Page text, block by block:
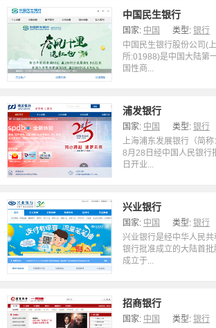
中国民生银行
国家: 中国 类型: 银行
中国民生银行股份公司(
所:01988)是中国大陆第
国性商...
浦发银行
国家: 中国 类型: 银行
上海浦东发展银行（简
8月28日经中国人民银行
日开业...
兴业银行
国家: 中国 类型: 银行
兴业银行是经中华人民
银行批准成立的大陆首批
成立于...
招商银行
国家: 中国 类型: 银行